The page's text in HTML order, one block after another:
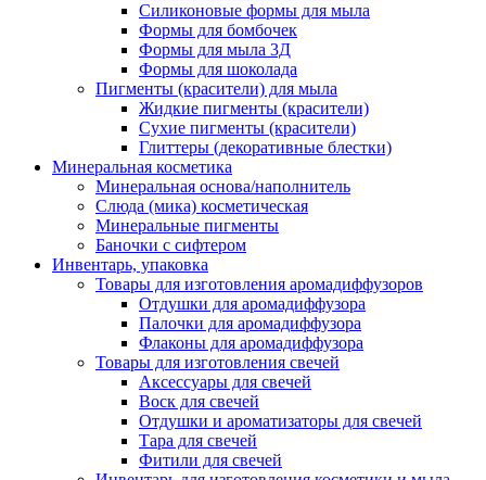
Силиконовые формы для мыла
Формы для бомбочек
Формы для мыла 3Д
Формы для шоколада
Пигменты (красители) для мыла
Жидкие пигменты (красители)
Сухие пигменты (красители)
Глиттеры (декоративные блестки)
Минеральная косметика
Минеральная основа/наполнитель
Слюда (мика) косметическая
Минеральные пигменты
Баночки с сифтером
Инвентарь, упаковка
Товары для изготовления аромадиффузоров
Отдушки для аромадиффузора
Палочки для аромадиффузора
Флаконы для аромадиффузора
Товары для изготовления свечей
Аксессуары для свечей
Воск для свечей
Отдушки и ароматизаторы для свечей
Тара для свечей
Фитили для свечей